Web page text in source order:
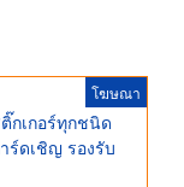
โฆษณา
กเกอร์ทุกชนิด
ร์ดเชิญ รองรับ